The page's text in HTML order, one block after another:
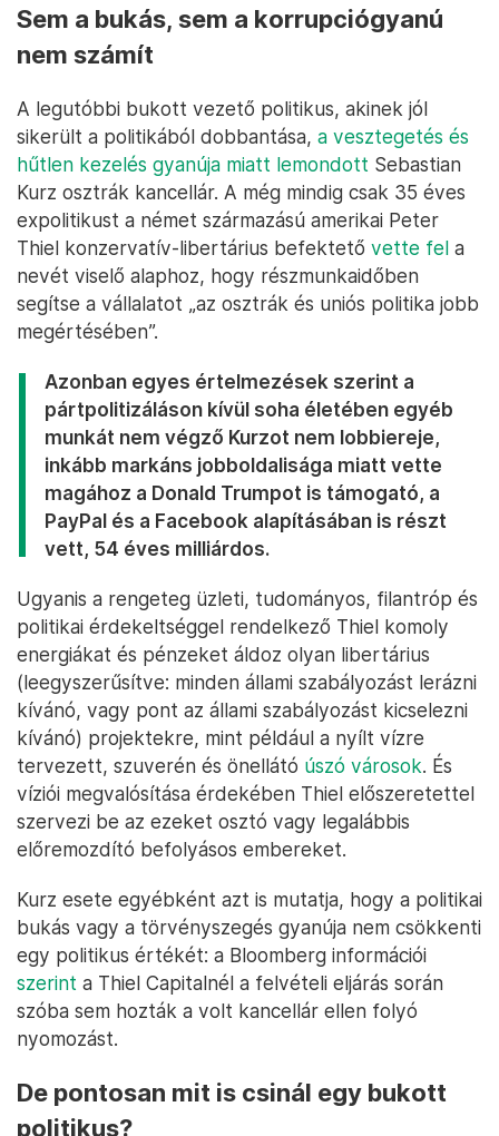
Sem a bukás, sem a korrupciógyanú
nem számít
A legutóbbi bukott vezető politikus, akinek jól
sikerült a politikából dobbantása, a vesztegetés és
hűtlen kezelés gyanúja miatt lemondott Sebastian
Kurz osztrák kancellár. A még mindig csak 35 éves
expolitikust a német származású amerikai Peter
Thiel konzervatív-libertárius befektető vette fel a
nevét viselő alaphoz, hogy részmunkaidőben
segítse a vállalatot „az osztrák és uniós politika jobb
megértésében”.
Azonban egyes értelmezések szerint a
pártpolitizáláson kívül soha életében egyéb
munkát nem végző Kurzot nem lobbiereje,
inkább markáns jobboldalisága miatt vette
magához a Donald Trumpot is támogató, a
PayPal és a Facebook alapításában is részt
vett, 54 éves milliárdos.
Ugyanis a rengeteg üzleti, tudományos, filantróp és
politikai érdekeltséggel rendelkező Thiel komoly
energiákat és pénzeket áldoz olyan libertárius
(leegyszerűsítve: minden állami szabályozást lerázni
kívánó, vagy pont az állami szabályozást kicselezni
kívánó) projektekre, mint például a nyílt vízre
tervezett, szuverén és önellátó úszó városok. És
víziói megvalósítása érdekében Thiel előszeretettel
szervezi be az ezeket osztó vagy legalábbis
előremozdító befolyásos embereket.
Kurz esete egyébként azt is mutatja, hogy a politikai
bukás vagy a törvényszegés gyanúja nem csökkenti
egy politikus értékét: a Bloomberg információi
szerint a Thiel Capitalnél a felvételi eljárás során
szóba sem hozták a volt kancellár ellen folyó
nyomozást.
De pontosan mit is csinál egy bukott
politikus?